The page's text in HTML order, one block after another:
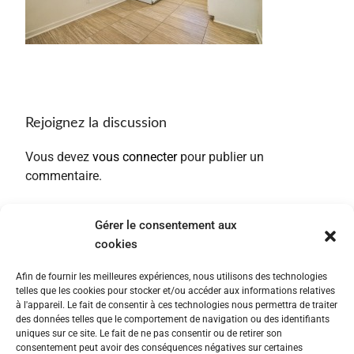
Gérer le consentement aux
cookies
Afin de fournir les meilleures expériences, nous utilisons des technologies
telles que les cookies pour stocker et/ou accéder aux informations relatives
à l'appareil. Le fait de consentir à ces technologies nous permettra de traiter
des données telles que le comportement de navigation ou des identifiants
uniques sur ce site. Le fait de ne pas consentir ou de retirer son
consentement peut avoir des conséquences négatives sur certaines
Rejoignez la discussion
Vous devez vous connecterpour publier un
commentaire.